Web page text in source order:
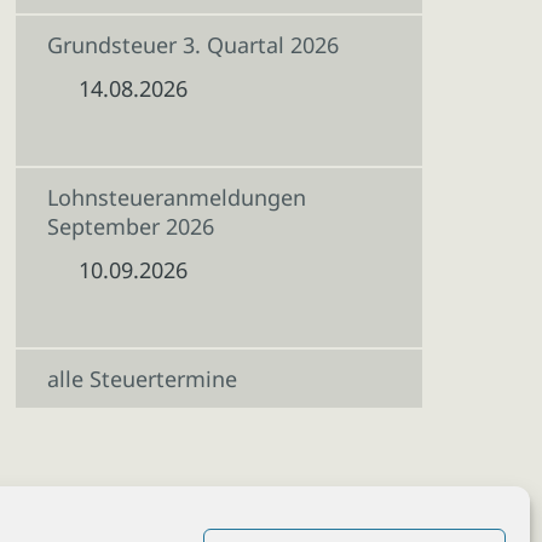
Grundsteuer 3. Quartal 2026
14.08.2026
Lohnsteueranmeldungen
September 2026
10.09.2026
alle Steuertermine